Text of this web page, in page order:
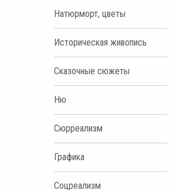
Натюрморт, цветы
Историческая живопись
Сказочные сюжеты
Ню
Сюрреализм
Графика
Соцреализм